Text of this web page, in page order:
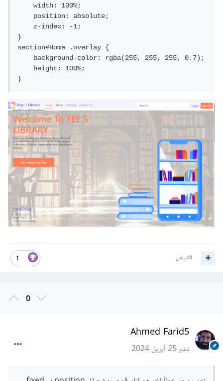
    width: 100%;
    position: absolute;
    z-index: -1;
}
section#Home .overlay {
    background-color: rgba(255, 255, 255, 0.7);
    height: 100%;
}
1 اقتباس
0
Ahmed Farid5
نشر25 أبريل 2024